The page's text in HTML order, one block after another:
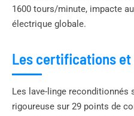
1600 tours/minute, impacte
électrique globale.
Les certifications et
Les lave-linge reconditionnés
rigoureuse sur 29 points de